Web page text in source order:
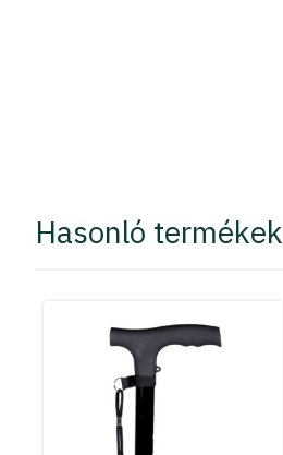
Hasonló termékek